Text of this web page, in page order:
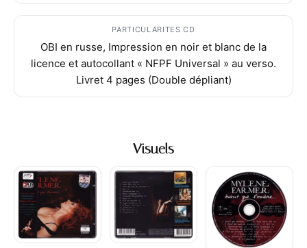
PARTICULARITES CD
OBI en russe, Impression en noir et blanc de la
licence et autocollant « NFPF Universal » au verso.
Livret 4 pages (Double dépliant)
Visuels